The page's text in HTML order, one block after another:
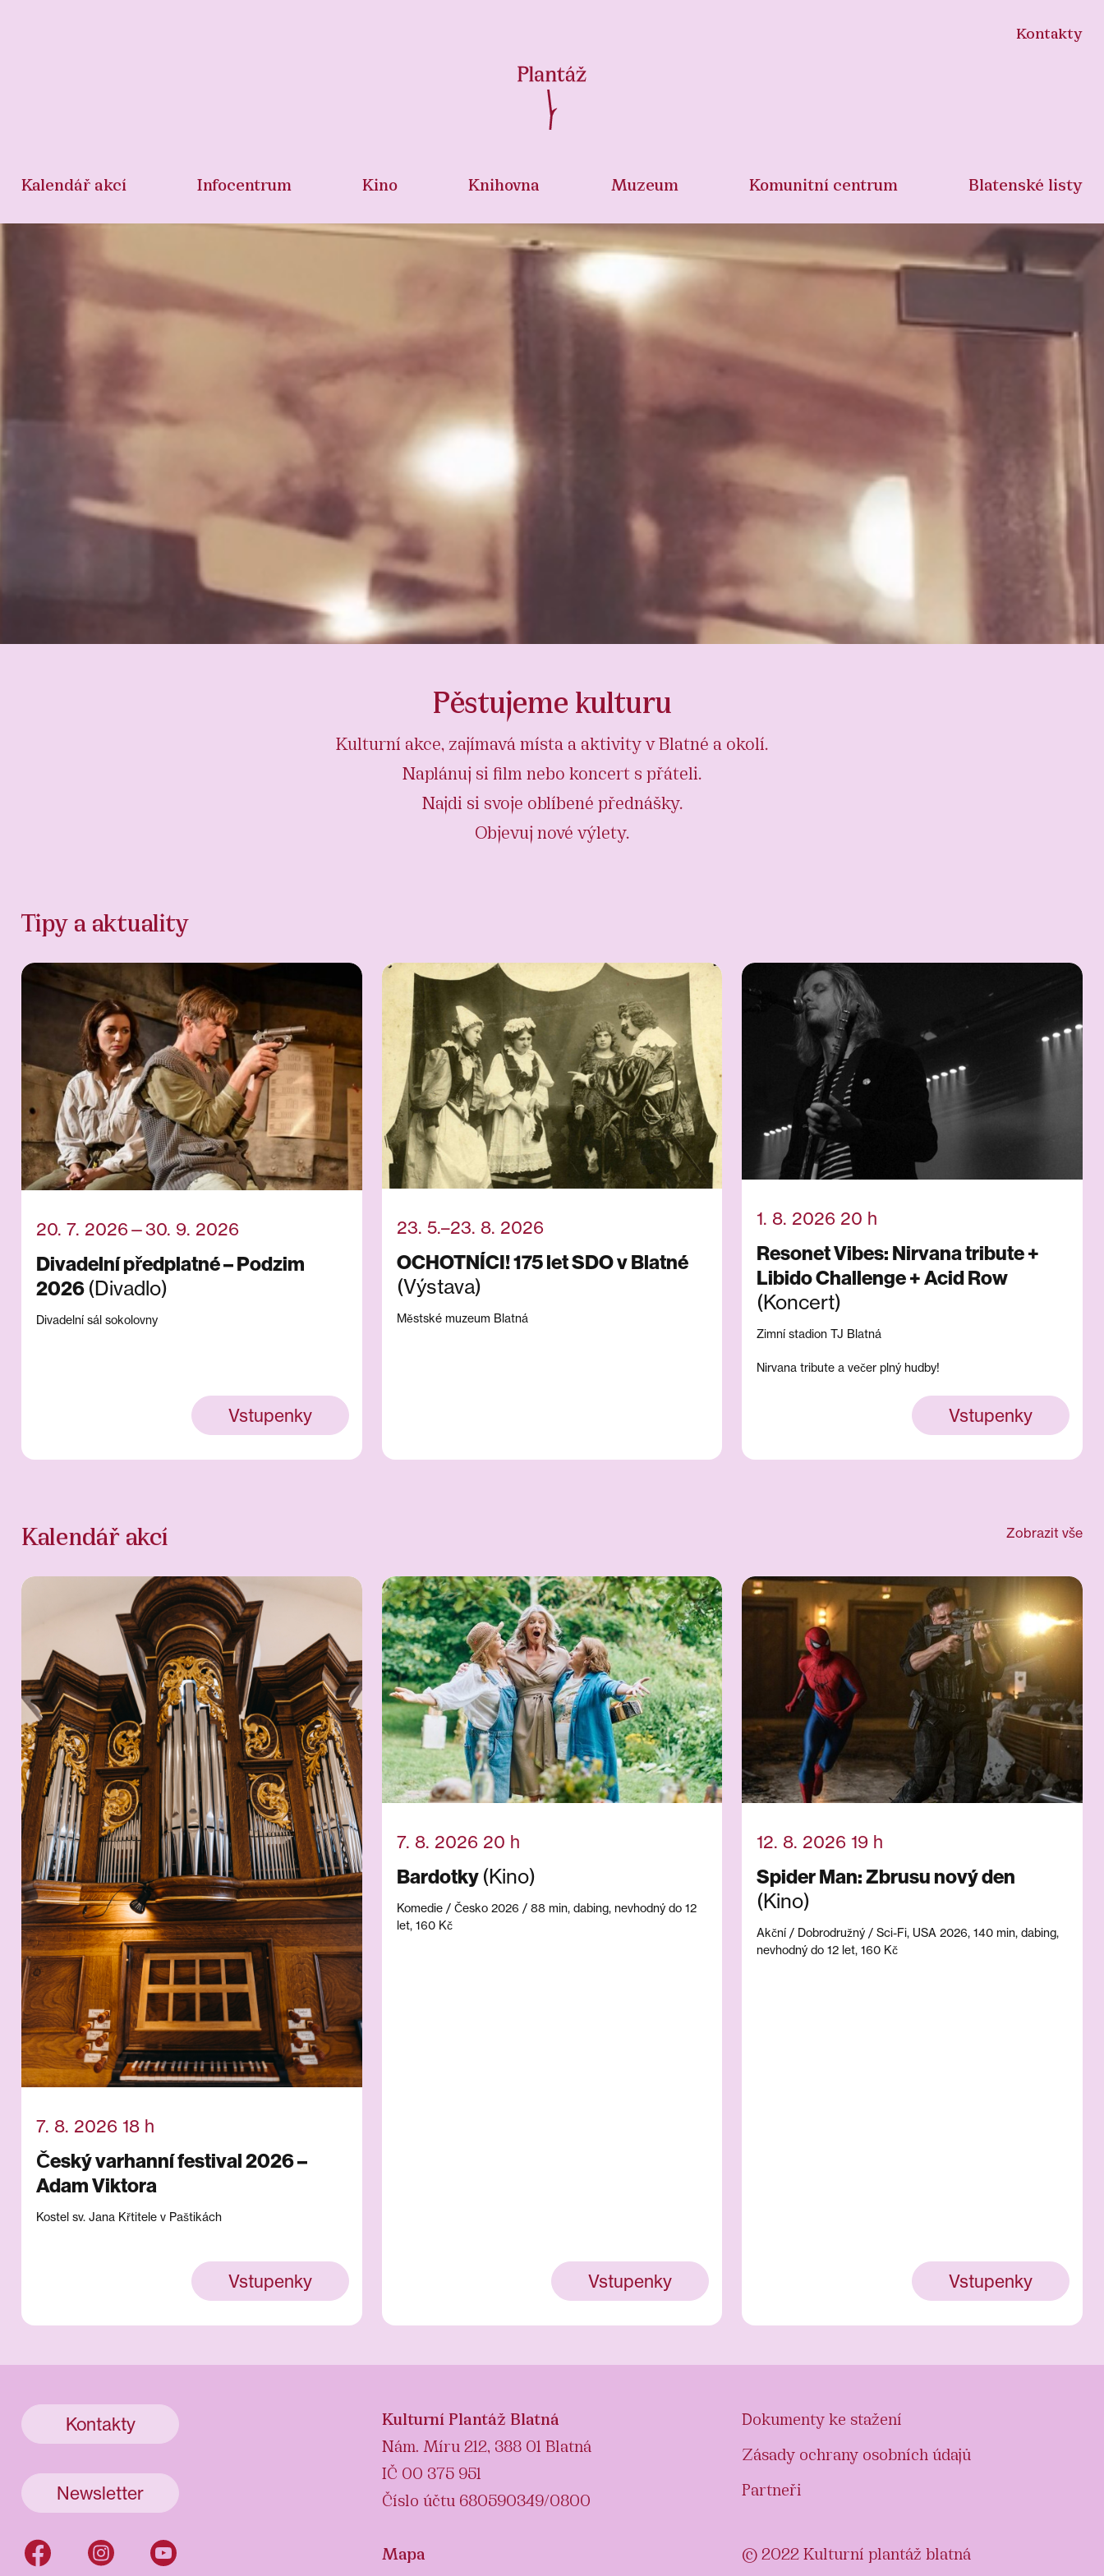
Kontakty
Kalendář akcí Infocentrum Kino Knihovna Muzeum Komunitní centrum Blatenské listy
Pěstujeme kulturu
Kulturní akce, zajímavá místa a aktivity v Blatné a okolí.
Naplánuj si film nebo koncert s přáteli.
Najdi si svoje oblíbené přednášky.
Objevuj nové výlety.
Tipy a aktuality
20. 7. 2026—30. 9. 2026
Divadelní předplatné – Podzim
2026 (Divadlo)
Divadelní sál sokolovny
Vstupenky
23. 5.–23. 8. 2026
OCHOTNÍCI! 175 let SDO v Blatné
(Výstava)
Městské muzeum Blatná
1. 8. 2026 20 h
Resonet Vibes: Nirvana tribute +
Libido Challenge + Acid Row
(Koncert)
Zimní stadion TJ Blatná
Nirvana tribute a večer plný hudby!
Vstupenky
Kalendář akcí Zobrazit vše
7. 8. 2026 18 h
Český varhanní festival 2026 –
Adam Viktora
Kostel sv. Jana Křtitele v Paštikách
Vstupenky
7. 8. 2026 20 h
Bardotky (Kino)
Komedie / Česko 2026 / 88 min, dabing, nevhodný do 12
let, 160 Kč
Vstupenky
12. 8. 2026 19 h
Spider Man: Zbrusu nový den
(Kino)
Akční / Dobrodružný / Sci-Fi, USA 2026, 140 min, dabing,
nevhodný do 12 let, 160 Kč
Vstupenky
Kontakty
Newsletter
Kulturní Plantáž Blatná
Nám. Míru 212, 388 01 Blatná
IČ 00 375 951
Číslo účtu 680590349/0800
Dokumenty ke stažení
Zásady ochrany osobních údajů
Partneři
Mapa © 2022 Kulturní plantáž blatná